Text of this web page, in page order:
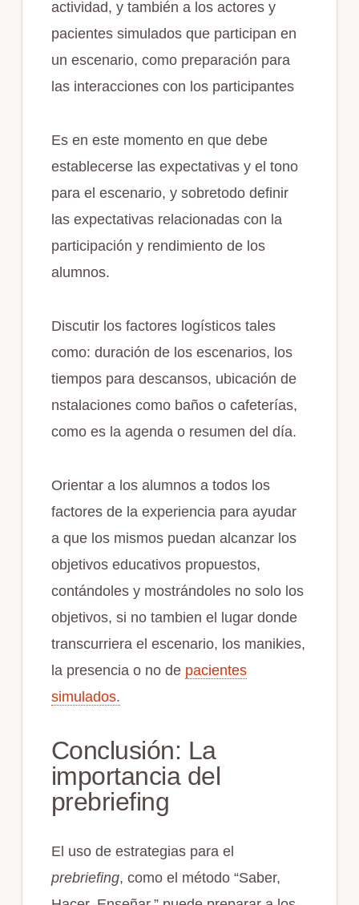
actividad, y también a los actores y
pacientes simulados que participan en
un escenario, como preparación para
las interacciones con los participantes
Es en este momento en que debe
establecerse las expectativas y el tono
para el escenario, y sobretodo definir
las expectativas relacionadas con la
participación y rendimiento de los
alumnos.
Discutir los factores logísticos tales
como: duración de los escenarios, los
tiempos para descansos, ubicación de
nstalaciones como baños o cafeterías,
como es la agenda o resumen del día.
Orientar a los alumnos a todos los
factores de la experiencia para ayudar
a que los mismos puedan alcanzar los
objetivos educativos propuestos,
contándoles y mostrándoles no solo los
objetivos, si no tambien el lugar donde
transcurriera el escenario, los manikies,
la presencia o no de pacientes
simulados.
Conclusión: La
importancia del
prebriefing
El uso de estrategias para el
prebriefing, como el método “Saber,